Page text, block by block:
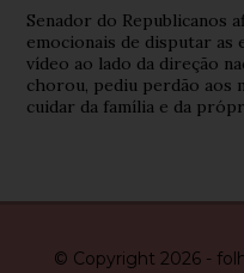
Senador do Republicanos
emocionais de disputar as
vídeo ao lado da direção
chorou, pediu perdão aos
cuidar da família e da
© Copyright 2026 -